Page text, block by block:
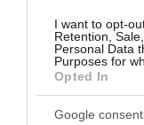
I want to opt-
Retention,
Personal Data
Purposes for
Opted In
Google
Χατζηδάκης: «Ό,τι
Υποχρεωτική